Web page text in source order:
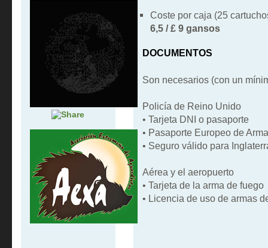
Coste por caja (25
6,5 / £ 9 gansos
DOCUMENTOS
Son necesarios (con un
Policía de Reino Unido
• Tarjeta DNI o pasaporte
• Pasaporte Europeo de
• Seguro válido para
Aérea y el aeropuerto
• Tarjeta de la arma de fuego
• Licencia de uso de armas